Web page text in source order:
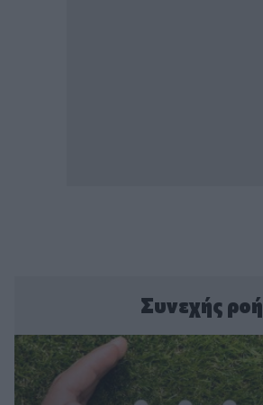
Συνεχής ροή